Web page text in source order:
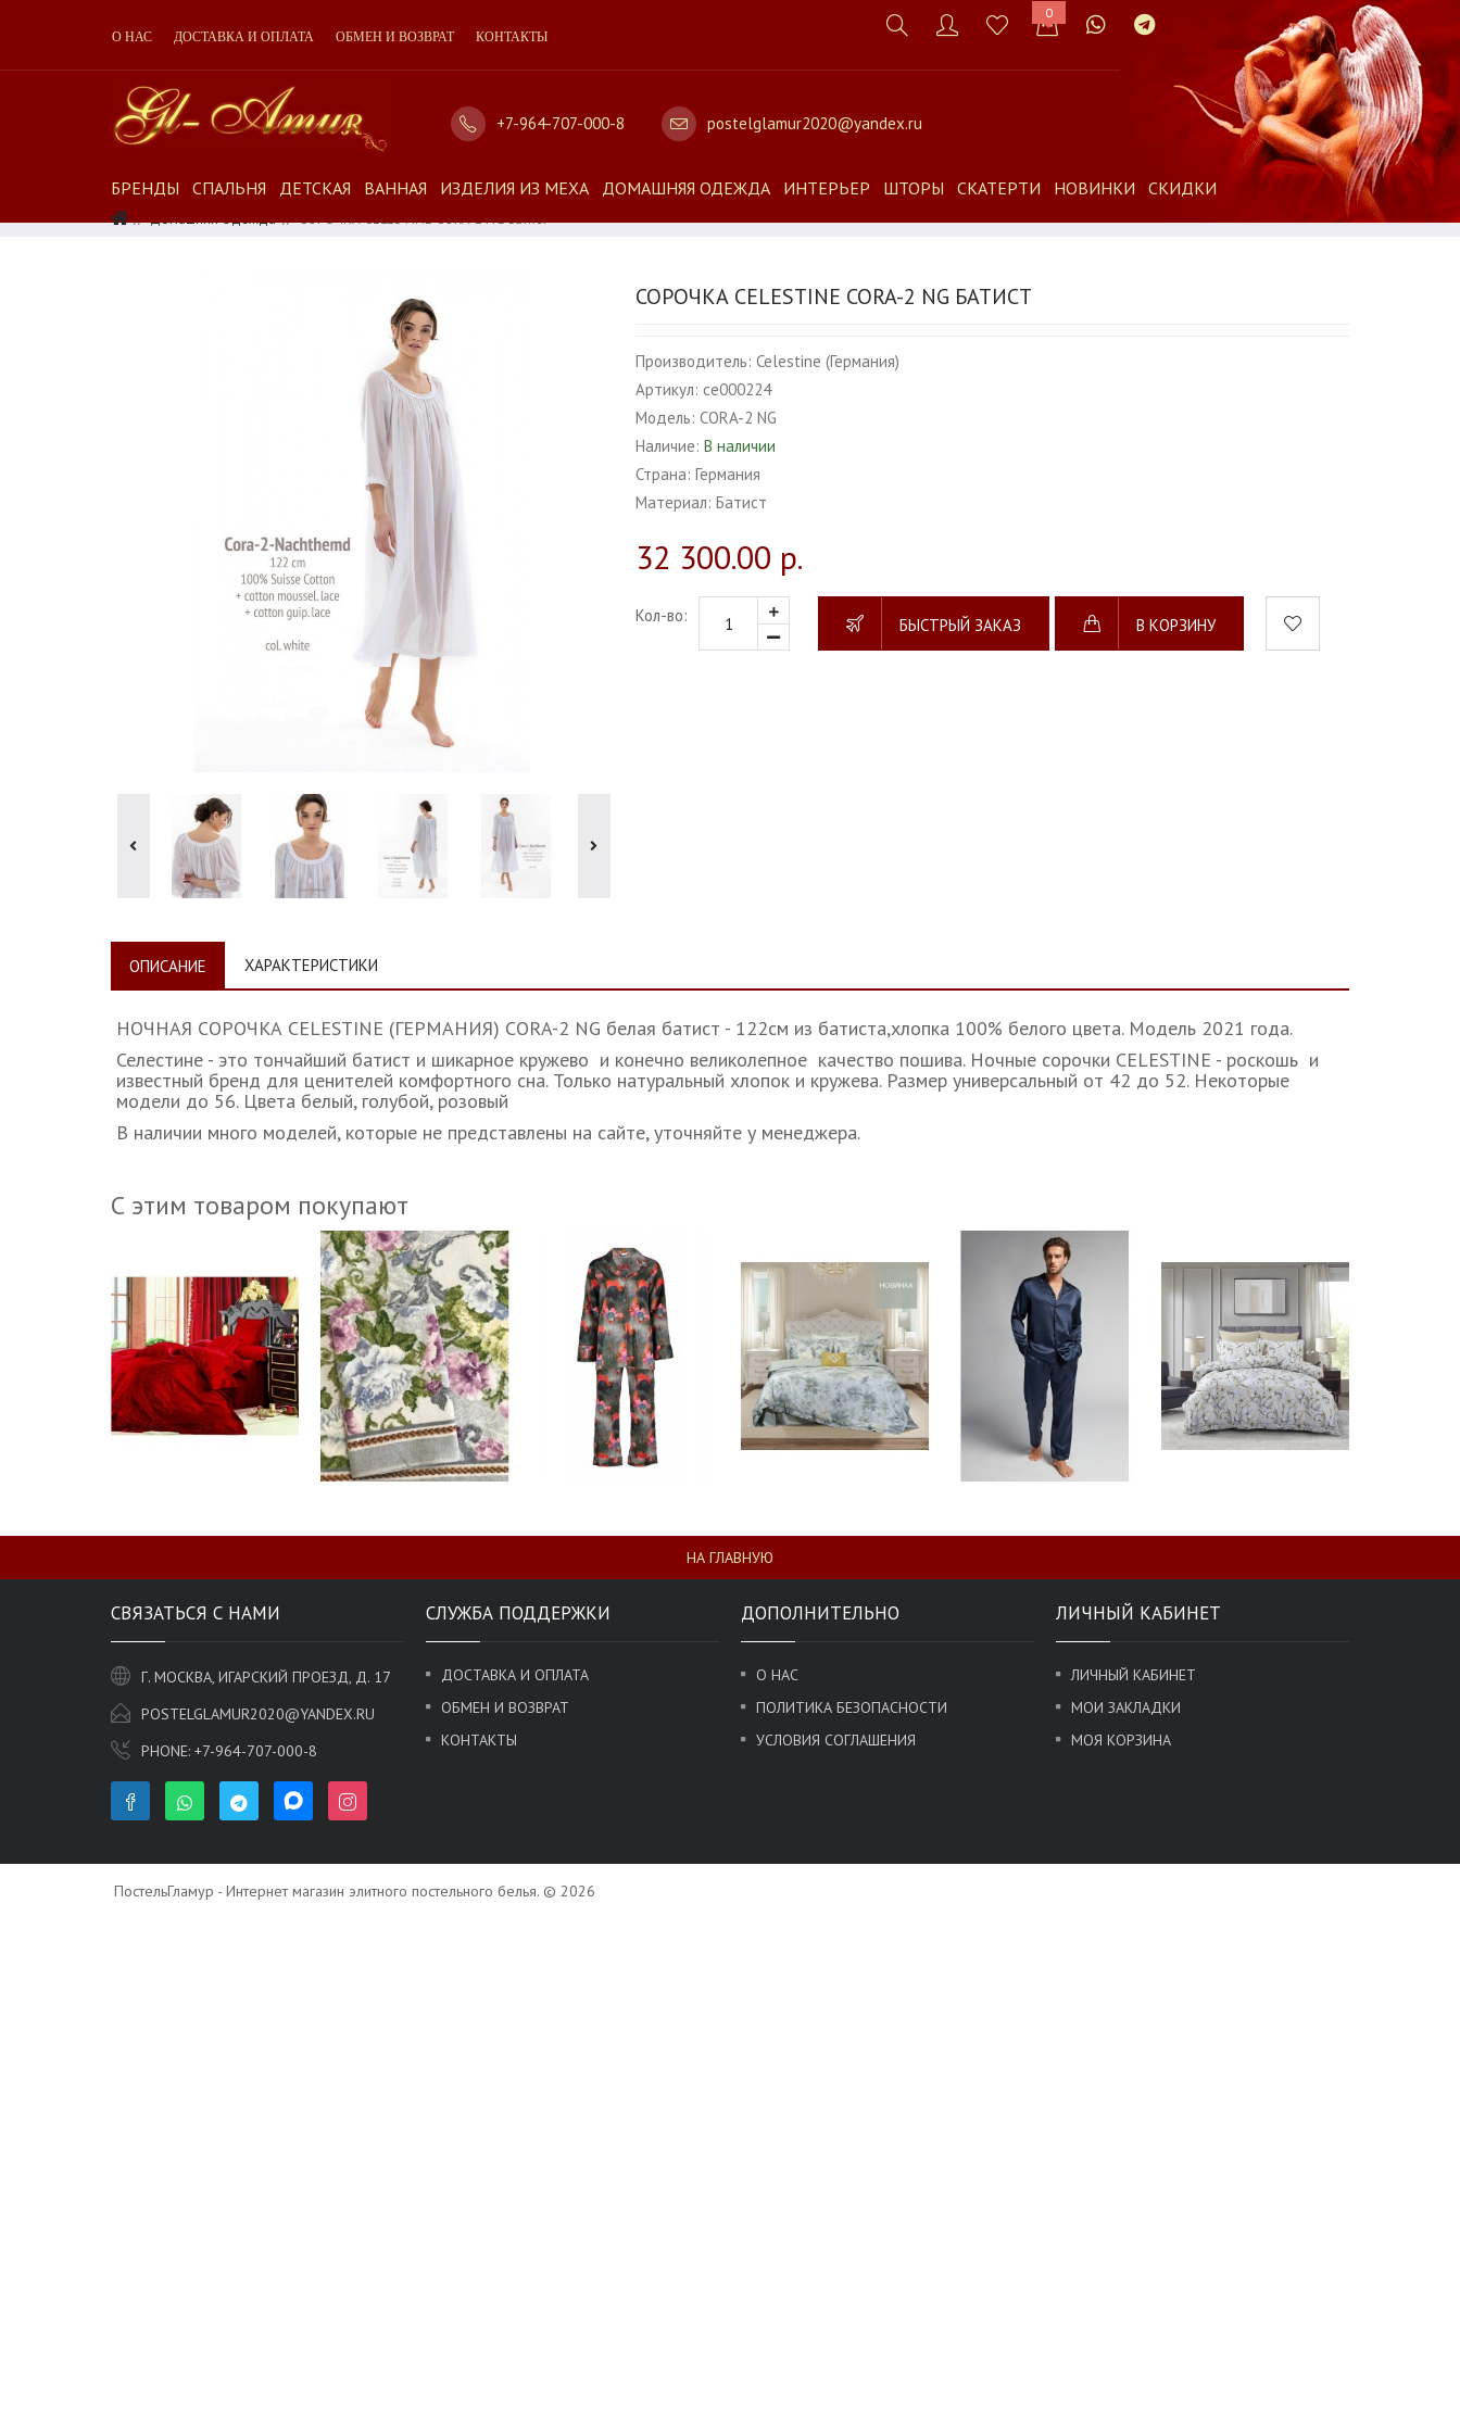
0
О НАС ДОСТАВКА И ОПЛАТА ОБМЕН И ВОЗВРАТ КОНТАКТЫ
+7-964-707-000-8 postelglamur2020@yandex.ru
БРЕНДЫ СПАЛЬНЯ ДЕТСКАЯ ВАННАЯ ИЗДЕЛИЯ ИЗ МЕХА ДОМАШНЯЯ ОДЕЖДА ИНТЕРЬЕР ШТОРЫ СКАТЕРТИ НОВИНКИ СКИДКИ
Домашняя Одежда СОРОЧКА CELESTINE CORA-2 NG Батист
СОРОЧКА CELESTINE CORA-2 NG БАТИСТ
Производитель: Celestine (Германия)
Артикул: ce000224
Модель: CORA-2 NG
Наличие: В наличии
Страна: Германия
Материал: Батист
32 300.00 р.
Кол-во: БЫСТРЫЙ ЗАКАЗ В КОРЗИНУ
ОПИСАНИЕ ХАРАКТЕРИСТИКИ
НОЧНАЯ СОРОЧКА CELESTINE (ГЕРМАНИЯ) CORA-2 NG белая батист - 122см из батиста,хлопка 100% белого цвета. Модель 2021 года.
Селестине - это тончайший батист и шикарное кружево и конечно великолепное качество пошива. Ночные сорочки CELESTINE - роскошь и
известный бренд для ценителей комфортного сна. Только натуральный хлопок и кружева. Размер универсальный от 42 до 52. Некоторые
модели до 56. Цвета белый, голубой, розовый
В наличии много моделей, которые не представлены на сайте, уточняйте у менеджера.
С этим товаром покупают
НА ГЛАВНУЮ
СВЯЗАТЬСЯ С НАМИ
Г. МОСКВА, ИГАРСКИЙ ПРОЕЗД, Д. 17
POSTELGLAMUR2020@YANDEX.RU
PHONE: +7-964-707-000-8
СЛУЖБА ПОДДЕРЖКИ
ДОСТАВКА И ОПЛАТА
ОБМЕН И ВОЗВРАТ
КОНТАКТЫ
ДОПОЛНИТЕЛЬНО
О НАС
ПОЛИТИКА БЕЗОПАСНОСТИ
УСЛОВИЯ СОГЛАШЕНИЯ
ЛИЧНЫЙ КАБИНЕТ
ЛИЧНЫЙ КАБИНЕТ
МОИ ЗАКЛАДКИ
МОЯ КОРЗИНА
ПостельГламур - Интернет магазин элитного постельного белья. © 2026